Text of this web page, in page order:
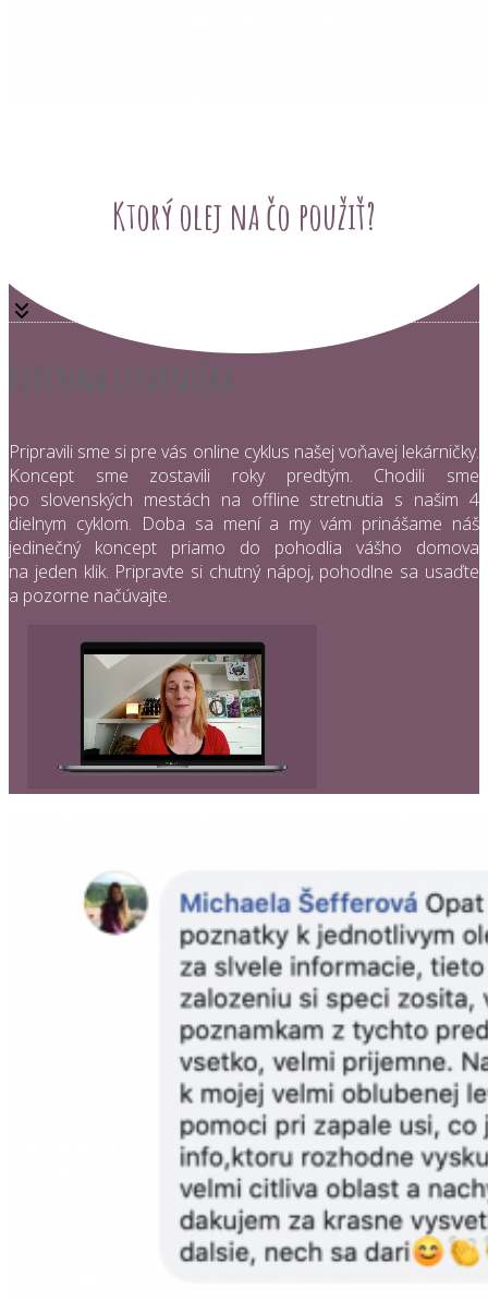
Ktorý olej na čo použiť?
Rodinná lekárnička
Pripravili sme si pre vás online cyklus našej voňavej lekárničky.
Koncept sme zostavili roky predtým. Chodili sme
po slovenských mestách na offline stretnutia s našim 4
dielnym cyklom. Doba sa mení a my vám prinášame náš
jedinečný koncept priamo do pohodlia vášho domova
na jeden klik. Pripravte si chutný nápoj, pohodlne sa usaďte
a pozorne načúvajte.